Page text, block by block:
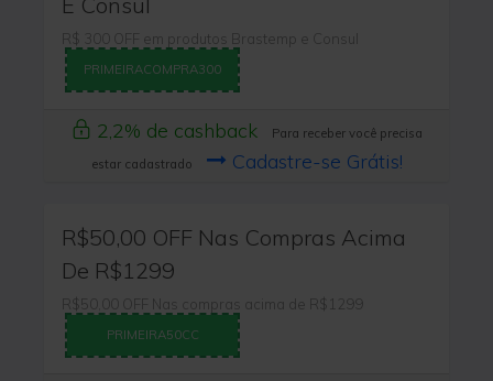
R$ 300 OFF em produtos Brastemp e Consul
PRIMEIRACOMPRA300
2,2% de cashback
Para receber você precisa
estar cadastrado
Cadastre-se Grátis!
R$50,00 OFF Nas Compras Acima
De R$1299
R$50,00 OFF Nas compras acima de R$1299
PRIMEIRA50CC